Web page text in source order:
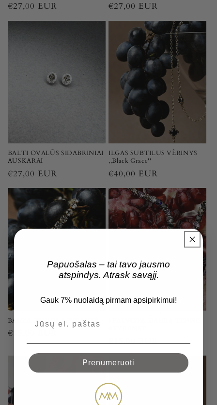
Įprasta
€27,00 EUR
Įprasta
€27,00 EUR
BALTI OVALŪS SIDABRINIAI
AUSKARAI
Įprasta
kaina
€27,00 EUR
ILGAS SUBTILUS VĖRINYS
,,Black Grace''
Įprasta
kaina
€40,00 EUR
BALTA TENNIS APYRANKĖ
Įprasta
kaina
€15,00 EUR
Įprasta
kaina
€15,00 EUR
Papuošalas – tai tavo jausmo
atspindys. Atrask savąjį.
Gauk 7% nuolaidą pirmam apsipirkimui!
Prenumeruoti